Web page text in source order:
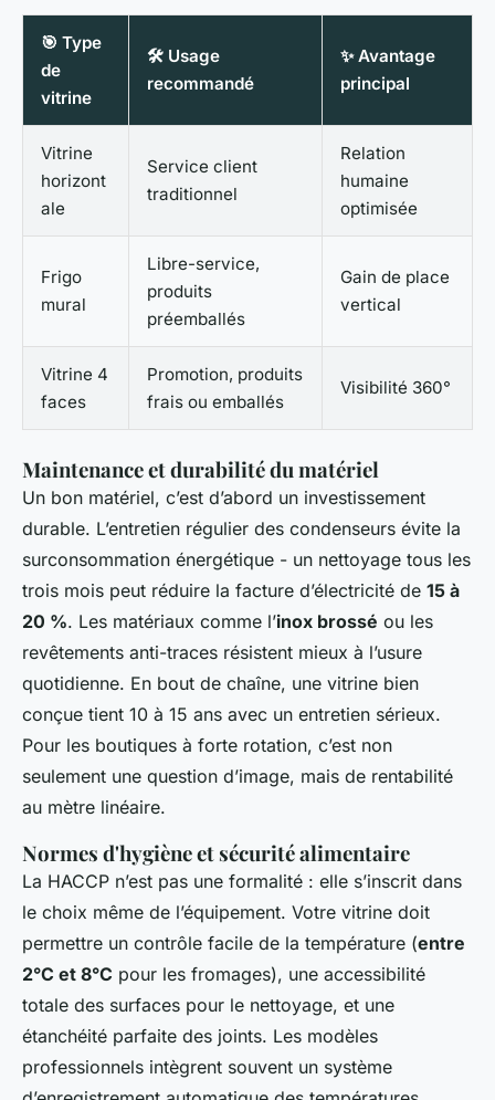
🎯 Type
de
vitrine
🛠️ Usage
recommandé
✨ Avantage
principal
Vitrine
horizont
ale
Service client
traditionnel
Relation
humaine
optimisée
Frigo
mural
Libre-service,
produits
préemballés
Gain de place
vertical
Vitrine 4
faces
Promotion, produits
frais ou emballés
Visibilité 360°
Maintenance et durabilité du matériel
Un bon matériel, c’est d’abord un investissement
durable. L’entretien régulier des condenseurs évite la
surconsommation énergétique - un nettoyage tous les
trois mois peut réduire la facture d’électricité de 15 à
20 %. Les matériaux comme l’inox brossé ou les
revêtements anti-traces résistent mieux à l’usure
quotidienne. En bout de chaîne, une vitrine bien
conçue tient 10 à 15 ans avec un entretien sérieux.
Pour les boutiques à forte rotation, c’est non
seulement une question d’image, mais de rentabilité
au mètre linéaire.
Normes d'hygiène et sécurité alimentaire
La HACCP n’est pas une formalité : elle s’inscrit dans
le choix même de l’équipement. Votre vitrine doit
permettre un contrôle facile de la température (entre
2°C et 8°C pour les fromages), une accessibilité
totale des surfaces pour le nettoyage, et une
étanchéité parfaite des joints. Les modèles
professionnels intègrent souvent un système